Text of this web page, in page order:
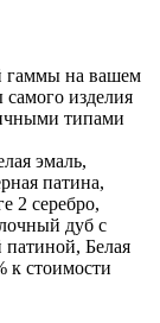
гаммы на вашем
изделия
типами
эмаль,
патина,
2 серебро,
дуб с
патиной, Белая
к стоимости